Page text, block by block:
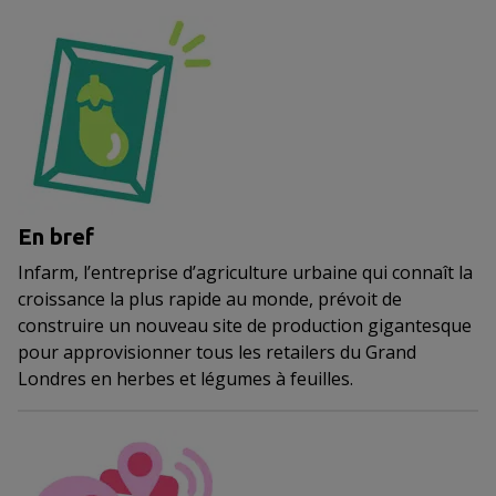
En bref
Infarm, l’entreprise d’agriculture urbaine qui connaît la
croissance la plus rapide au monde, prévoit de
construire un nouveau site de production gigantesque
pour approvisionner tous les retailers du Grand
Londres en herbes et légumes à feuilles.